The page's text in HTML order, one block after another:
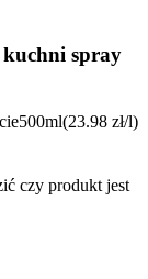
kuchni spray
500ml(23.98 zł/l)
czy produkt jest